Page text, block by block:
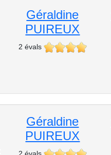
Géraldine
PUIREUX
2 évals
Géraldine
PUIREUX